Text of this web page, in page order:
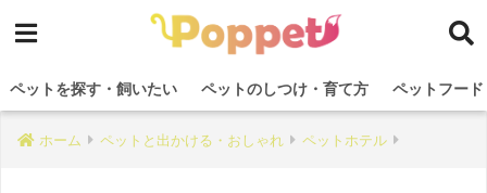
ペットを探す・飼いたい ペットのしつけ・育て方 ペットフー
ホーム ペットと出かける・おしゃれ ペットホテル